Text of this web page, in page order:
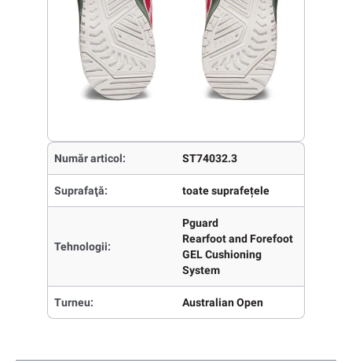
Număr articol: ST74032.3
Suprafaţă: toate suprafețele
Tehnologii:
Pguard
Rearfoot and Forefoot
GEL Cushioning
System
Turneu: Australian Open